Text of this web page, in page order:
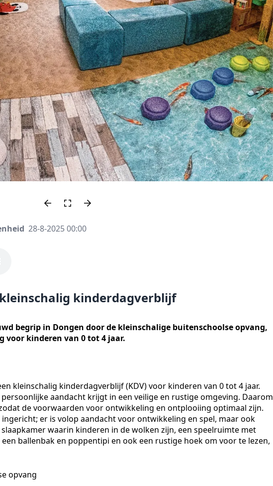
28-8-2025 00:00
kinderdagverblijf
begrip in Dongen door de kleinschalige buitenschoolse opvang,
voor kinderen van 0 tot 4 jaar.
kleinschalig kinderdagverblijf (KDV) voor kinderen van 0 tot 4 jaar.
aandacht krijgt in een veilige en rustige omgeving. Daarom
de voorwaarden voor ontwikkeling en ontplooiing optimaal zijn.
er is volop aandacht voor ontwikkeling en spel, maar ook
waarin kinderen in de wolken zijn, een speelruimte met
ballenbak en poppentipi en ook een rustige hoek om voor te lezen,
opvang